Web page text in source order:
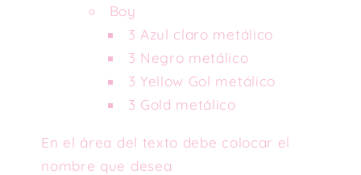
Boy
3 Azul claro metálico
3 Negro metálico
3 Yellow Gol metálico
3 Gold metálico
En el área del texto debe colocar el
nombre que desea